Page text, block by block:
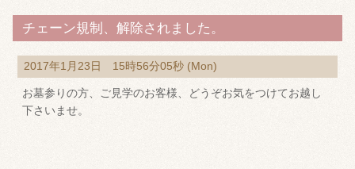
チェーン規制、解除されました。
2017年1月23日 15時56分05秒 (Mon)
お墓参りの方、ご見学のお客様、どうぞお気をつけてお越し
下さいませ。